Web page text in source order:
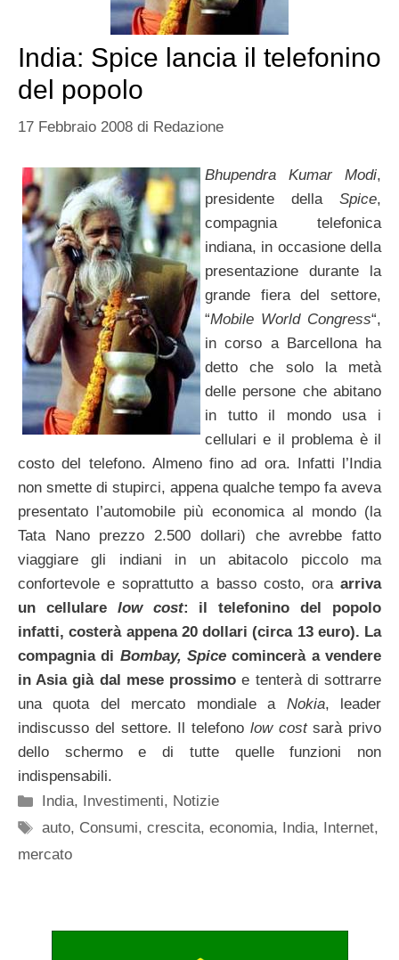
India: Spice lancia il telefonino
del popolo
17 Febbraio 2008 di Redazione
Bhupendra Kumar Modi,
presidente della Spice,
compagnia telefonica
indiana, in occasione della
presentazione durante la
grande fiera del settore,
“Mobile World Congress“,
in corso a Barcellona ha
detto che solo la metà
delle persone che abitano
in tutto il mondo usa i
cellulari e il problema è il
costo del telefono. Almeno fino ad ora. Infatti l’India
non smette di stupirci, appena qualche tempo fa aveva
presentato l’automobile più economica al mondo (la
Tata Nano prezzo 2.500 dollari) che avrebbe fatto
viaggiare gli indiani in un abitacolo piccolo ma
confortevole e soprattutto a basso costo, ora arriva
un cellulare low cost: il telefonino del popolo
infatti, costerà appena 20 dollari (circa 13 euro). La
compagnia di Bombay, Spice comincerà a vendere
in Asia già dal mese prossimo e tenterà di sottrarre
una quota del mercato mondiale a Nokia, leader
indiscusso del settore. Il telefono low costsarà privo
dello schermo e di tutte quelle funzioni non
indispensabili.
Categorie
India, Investimenti, Notizie
Tag
auto, Consumi,crescita,economia, India, Internet,
mercato